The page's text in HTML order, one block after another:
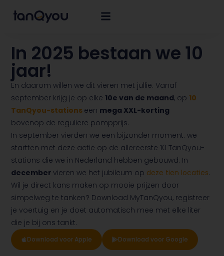
In 2025 bestaan we 10
jaar!
En daarom willen we dit vieren met jullie. Vanaf
september krijg je op elke 10e van de maand, op10
TanQyou-stations een mega XXL-korting
bovenop de reguliere pompprijs.
In september vierden we een bijzonder moment: we
startten met deze actie op de allereerste 10 TanQyou-
stations die we in Nederland hebben gebouwd. In
decembervieren we het jubileum op deze tien locaties.
Wil je direct kans maken op mooie prijzen door
simpelweg te tanken? Download MyTanQyou, registreer
je voertuig en je doet automatisch mee met elke liter
die je bij ons tankt.
Download voor Apple Download voor Google